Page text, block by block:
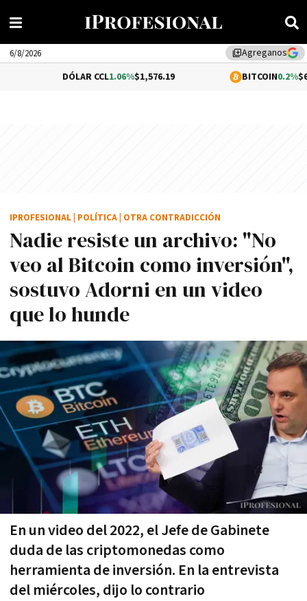
library_addAgreganos
6/8/2026
1.06%$1,576.19 0.2%$64,669.15
Nadie resiste un archivo: "No
veo al Bitcoin como inversión",
sostuvo Adorni en un video
que lo hunde
En un video del 2022, el Jefe de Gabinete
duda de las criptomonedas como
herramienta de inversión. En la entrevista
del miércoles, dijo lo contrario
IPROFESIONAL POLÍTICA OTRA CONTRADICCIÓN